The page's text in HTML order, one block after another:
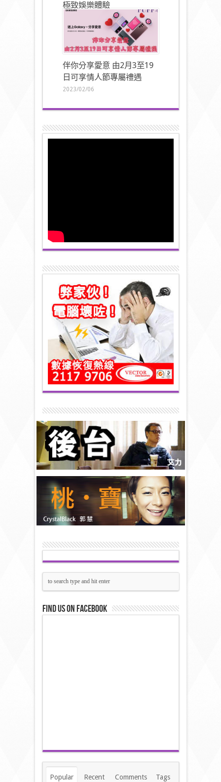
極致娛樂體驗
伴你分享愛意 由2月3至19
日可享情人節專屬禮遇
2023/02/06
Find us on Facebook
Popular Recent Comments Tags